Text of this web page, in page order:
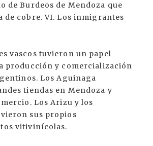
de Burdeos de Mendoza que
de cobre. VI. Los inmigrantes
vascos tuvieron un papel
producción y comercialización
Los Aguinaga
tiendas en Mendoza y
Los Arizu y los
sus propios
vitivinícolas.